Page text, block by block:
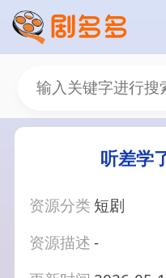
听差学
资源分类 短剧
资源描述-